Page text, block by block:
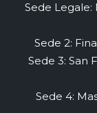
Sede Legale:
Sede 2:
Sede 3: San
Sede 4: